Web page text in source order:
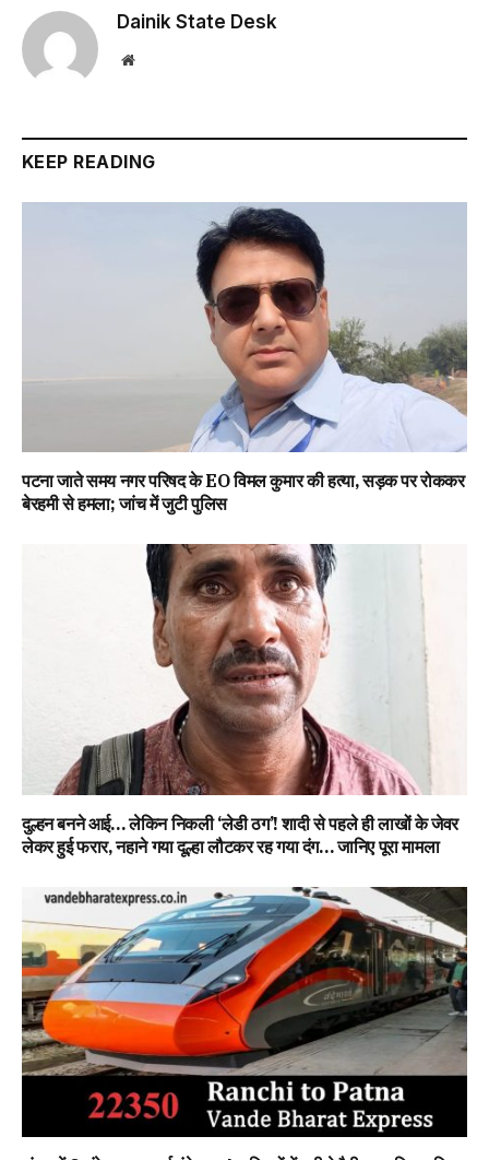
Dainik State Desk
Website
KEEP READING
पटना जाते समय नगर परिषद के EO विमल कुमार की हत्या, सड़क पर रोककर
बेरहमी से हमला; जांच में जुटी पुलिस
दुल्हन बनने आई… लेकिन निकली ‘लेडी ठग’! शादी से पहले ही लाखों के जेवर
लेकर हुई फरार, नहाने गया दूल्हा लौटकर रह गया दंग… जानिए पूरा मामला